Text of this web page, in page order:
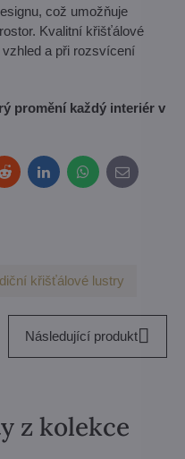
což umožňuje
Kvalitní křišťálové
a při rozsvícení
promění každý interiér v
RedditLinkedInWhatsApp
E-
mail
křišťálové lustry
Následující produkt
z kolekce